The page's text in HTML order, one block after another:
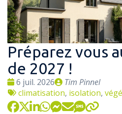
Préparez vous
de 2027 !
Date
:
6 juil. 2026
Publié
par
Tim Pinnel
Tags
:
climatisation, isolation,